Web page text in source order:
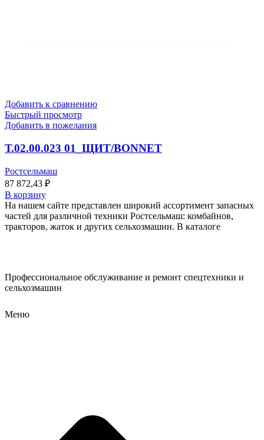
Добавить к сравнению
Быстрый просмотр
Добавить в пожелания
Т.02.00.023 01_ЩИТ/BONNET
Ростсельмаш
87 872,43 ₽
В корзину
На нашем сайте представлен широкий ассортимент запасных
частей для различной техники Ростсельмаш: комбайнов,
тракторов, жаток и других сельхозмашин. В каталоге
Профессиональное обслуживание и ремонт спецтехники и
сельхозмашин
Меню